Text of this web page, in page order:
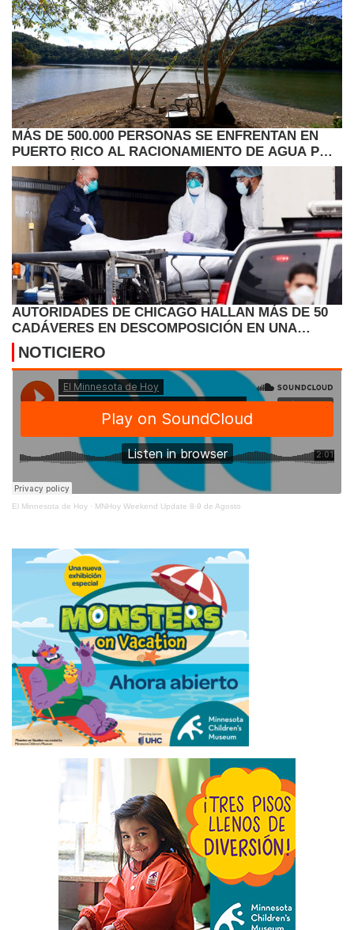
MÁS DE 500.000 PERSONAS SE ENFRENTAN EN
PUERTO RICO AL RACIONAMIENTO DE AGUA POR
LA SEQUÍA
AUTORIDADES DE CHICAGO HALLAN MÁS DE 50
CADÁVERES EN DESCOMPOSICIÓN EN UNA
FUNERARIA
NOTICIERO
El Minnesota de Hoy · MNHoy Weekend Update 8-9 de Agosto